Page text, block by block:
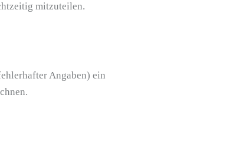
mitzuteilen.
Angaben) ein